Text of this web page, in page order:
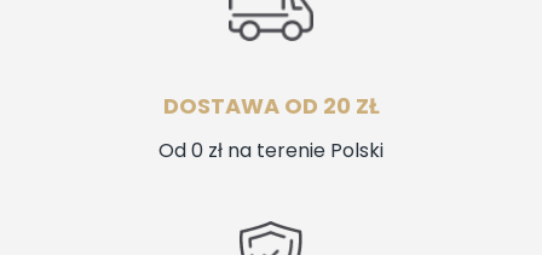
DOSTAWA OD 20 ZŁ
Od 0 zł na terenie Polski